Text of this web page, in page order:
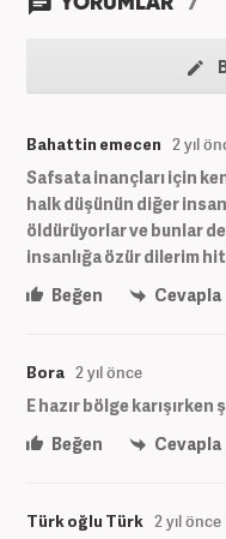
Bahattin emecen 2 yıl
Safsata inançları için
halk düşünün diğer
öldürüyorlar ve bunlar
insanlığa özür dilerim
Beğen
Cevapla
Bora 2 yıl önce
E hazır bölge
Beğen
Cevapla
Türk oğlu Türk 2 yıl önce